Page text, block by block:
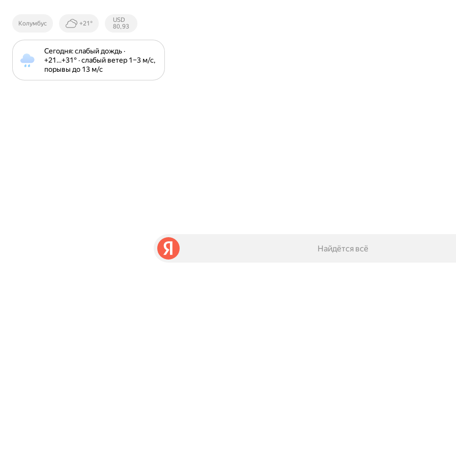
Колумбус +21°
Курсы ЦБ
РФ
USD
80,93
Сегодня: слабый дождь ·
+21⁠…⁠+31⁠° · слабый ветер 1⁠–⁠3 м⁠/⁠с,
порывы до 13 м⁠/⁠с